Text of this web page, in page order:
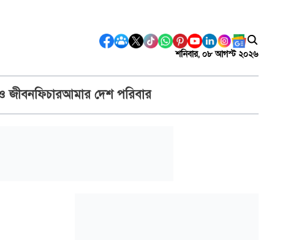
শনিবার, ০৮ আগস্ট ২০২৬
জীবনফিচারআমার দেশ পরিবার